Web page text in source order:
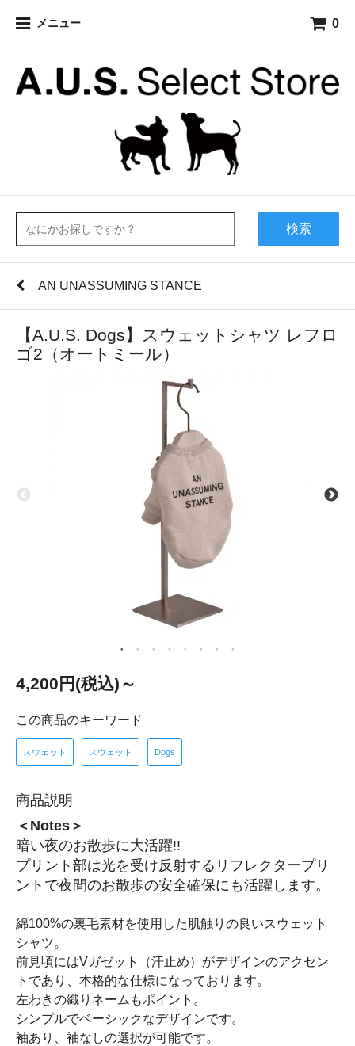
メニュー 0
検索
AN UNASSUMING STANCE
【A.U.S. Dogs】スウェットシャツ レフロ
ゴ2（オートミール）
4,200円(税込)～
この商品のキーワード
スウェット スウェット Dogs
商品説明
＜Notes＞
暗い夜のお散歩に大活躍!!
プリント部は光を受け反射するリフレクタープリ
ントで夜間のお散歩の安全確保にも活躍します。
綿100%の裏毛素材を使用した肌触りの良いスウェット
シャツ。
前見頃にはVガゼット（汗止め）がデザインのアクセン
トであり、本格的な仕様になっております。
左わきの織りネームもポイント。
シンプルでベーシックなデザインです。
袖あり、袖なしの選択が可能です。